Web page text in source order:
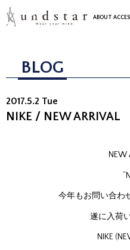
ABOUT
BLOG
2017.5.2 Tue
NIKE / NEW ARRIVAL
NEW
今年もお問い合わ
遂に入荷
NIKE